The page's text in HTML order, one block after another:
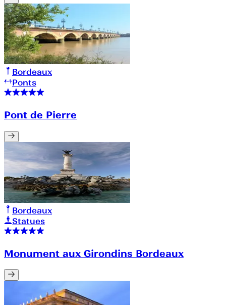
Bordeaux
Ponts
Pont de Pierre
Bordeaux
Statues
Monument aux Girondins Bordeaux